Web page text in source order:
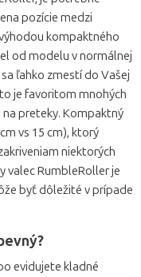
pozície medzi
kompaktného
od modelu v normálnej
ľahko zmestí do Vašej
je favoritom mnohých
preteky. Kompaktný
vs 15 cm), ktorý
niektorých
valec RumbleRoller je
byť dôležité v prípade
evidujete kladné